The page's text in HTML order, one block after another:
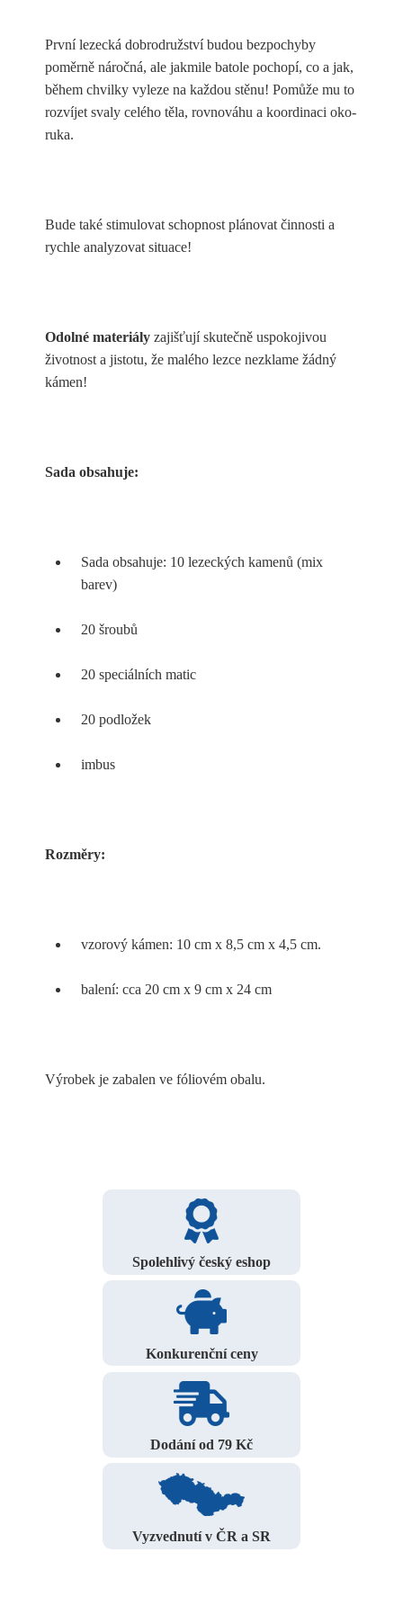
První lezecká dobrodružství budou bezpochyby
poměrně náročná, ale jakmile batole pochopí, co a jak,
během chvilky vyleze na každou stěnu! Pomůže mu to
rozvíjet svaly celého těla, rovnováhu a koordinaci oko-
ruka.
Bude také stimulovat schopnost plánovat činnosti a
rychle analyzovat situace!
Odolné materiály zajišťují skutečně uspokojivou
životnost a jistotu, že malého lezce nezklame žádný
kámen!
Sada obsahuje:
Sada obsahuje: 10 lezeckých kamenů (mix
barev)
20 šroubů
20 speciálních matic
20 podložek
imbus
Rozměry:
vzorový kámen: 10 cm x 8,5 cm x 4,5 cm.
balení: cca 20 cm x 9 cm x 24 cm
Výrobek je zabalen ve fóliovém obalu.
Spolehlivý český eshop
Konkurenční ceny
Dodání od 79 Kč
Vyzvednutí v ČR a SR